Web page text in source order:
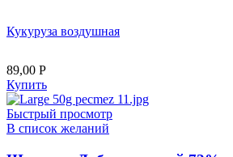
Кукуруза воздушная
89,00 Р
Купить
Быстрый просмотр
В список желаний